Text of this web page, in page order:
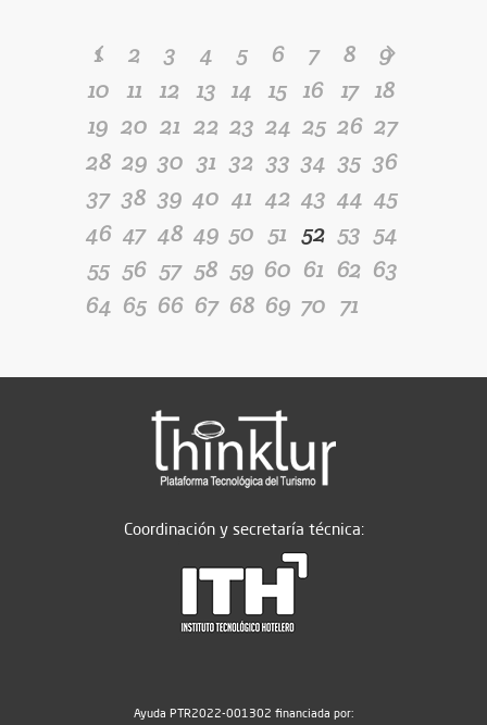
1 2 3 4 5 6 7 8
9
10 11 12 13 14 15 16 17 18
19 20 21 22 23 24 25 26 27
28 29 30 31 32 33 34 35 36
37 38 39 40 41 42 43 44 45
46 47 48 49 50 51 52 53 54
55 56 57 58 59 60 61 62 63
64 65 66 67 68 69 70 71
Coordinación y secretaría técnica:
Ayuda PTR2022-001302 financiada por: